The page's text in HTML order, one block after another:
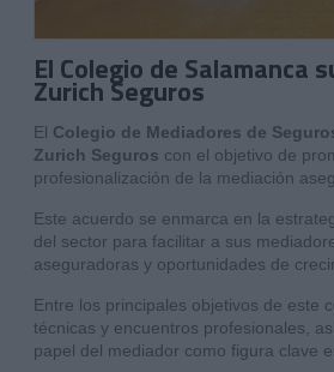
El Colegio de Salamanca
Zurich Seguros
El Colegio de Mediadores de
Zurich Seguros con el objetivo de
profesionalización de la mediación
Este acuerdo se enmarca en la
del sector para facilitar a sus
aseguradoras y oportunidades de
Entre los principales objetivos de este
técnicas y encuentros profesionales,
papel del mediador como figura clave